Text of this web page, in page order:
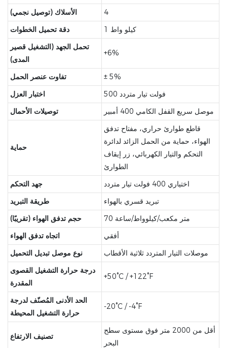
الأسلاك (توصيل نجمي)
4
دقة تحميل الخطوات
1 كيلو واط
تحمل الجهد (التشغيل قصير
المدى)
+6%
تفاوت عنصر الحمل
± 5%
اختبار العزل
500 فولت تيار متردد
توصيلات الأحمال
موصل سريع القفل الكامي 400 أمبير
حماية
قاطع طوارئ حراري، مفتاح تدفق
الهواء، حماية من الحمل الزائد لدائرة
التحكم والتيار الكهربائي، زر إيقاف
الطوارئ
جهد التحكم
اختياري 400 فولت تيار متردد
طريقة التبريد
تبريد قسري بالهواء
حجم تدفق الهواء (تقريبًا)
70 متر مكعب/كيلوواط/ساعة
اتجاه تدفق الهواء
أفقي
نوع موصل تبديل التحميل
موصلات التيار المتردد ثلاثية الأقطاب
درجة حرارة التشغيل القصوى
المقدرة
+50°C / +122°F
الحد الأدنى المُصنّف لدرجة
حرارة التشغيل المحيطة
-20°C / -4°F
تصنيف الارتفاع
أقل من 2000 متر فوق مستوى سطح
البحر